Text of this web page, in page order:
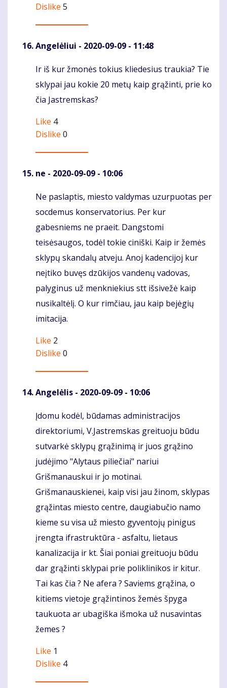
Dislike 5
Angelėliui - 2020-09-09 - 11:48
Komentaras
Ir iš kur žmonės tokius kliedesius traukia? Tie
sklypai jau kokie 20 metų kaip grąžinti, prie ko
čia Jastremskas?
Like 4
Dislike 0
ne - 2020-09-09 - 10:06
Komentaras
Ne paslaptis, miesto valdymas uzurpuotas per
socdemus konservatorius. Per kur
gabesniems ne praeit. Dangstomi
teisėsaugos, todėl tokie ciniški. Kaip ir žemės
sklypų skandalų atveju. Anoj kadencijoj kur
neįtiko buvęs dzūkijos vandenų vadovas,
palyginus už menkniekius stt išsivežė kaip
nusikaltėlį. O kur rimčiau, jau kaip bejėgių
imitacija.
Like 2
Dislike 0
Angelėlis - 2020-09-09 - 10:06
Komentaras
Įdomu kodėl, būdamas administracijos
direktoriumi, V.Jastremskas greituoju būdu
sutvarkė sklypų grąžinimą ir juos grąžino
judėjimo "Alytaus piliečiai" nariui
Grišmanauskui ir jo motinai.
Grišmanauskienei, kaip visi jau žinom, sklypas
grąžintas miesto centre, daugiabučio namo
kieme su visa už miesto gyventojų pinigus
įrengta ifrastruktūra - asfaltu, lietaus
kanalizacija ir kt. Šiai poniai greituoju būdu
dar grąžinti sklypai prie poliklinikos ir kitur.
Tai kas čia ? Ne afera ? Saviems grąžina, o
kitiems vietoje grąžintinos žemės špyga
taukuota ar ubagiška išmoka už nusavintas
žemes ?
Like 1
Dislike 4